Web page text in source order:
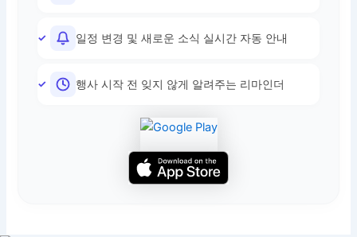
일정 변경 및 새로운 소식 실시간 자동 안내
행사 시작 전 잊지 않게 알려주는 리마인더